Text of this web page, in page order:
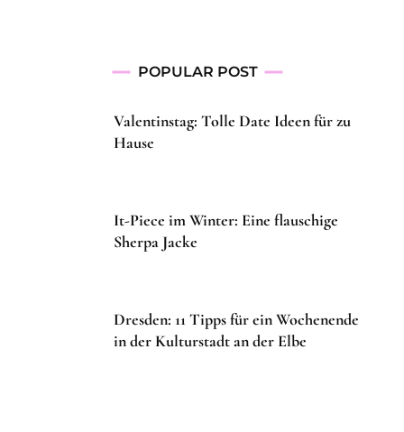
POPULAR POST
Valentinstag: Tolle Date Ideen für zu
Hause
It-Piece im Winter: Eine flauschige
Sherpa Jacke
Dresden: 11 Tipps für ein Wochenende
in der Kulturstadt an der Elbe